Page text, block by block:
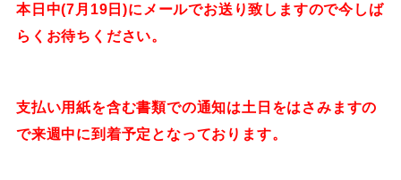
本日中(7月19日)にメールでお送り致しますので今しば
らくお待ちください。
支払い用紙を含む書類での通知は土日をはさみますの
で来週中に到着予定となっております。